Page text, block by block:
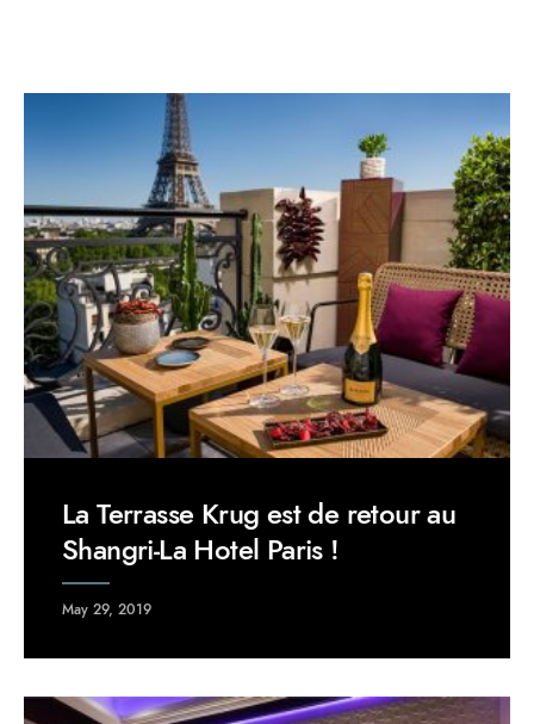
La Terrasse Krug est de retour au
Shangri-La Hotel Paris !
May 29, 2019